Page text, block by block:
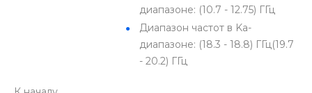
диапазоне: (10.7 - 12.75) ГГц
Диапазон частот в Kа-
диапазоне: (18.3 - 18.8) ГГц(19.7
- 20.2) ГГц